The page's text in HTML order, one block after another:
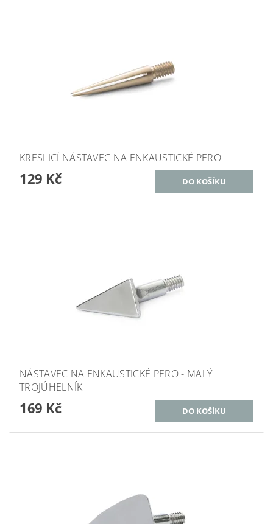
KRESLICÍ NÁSTAVEC NA ENKAUSTICKÉ PERO
129 Kč
NÁSTAVEC NA ENKAUSTICKÉ PERO - MALÝ
TROJÚHELNÍK
169 Kč